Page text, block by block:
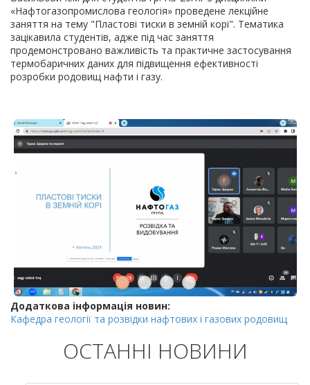
«Нафтогазопромислова геологія» проведене лекційне
заняття на тему "Пластові тиски в земній корі". Тематика
зацікавила студентів, адже під час заняття
продемонстровано важливість та практичне застосування
термобаричних даних для підвищення ефективності
розробки родовищ нафти і газу.
Додаткова інформація новин:
Кафедра геології та розвідки нафтових і газових родовищ
ОСТАННІ НОВИНИ